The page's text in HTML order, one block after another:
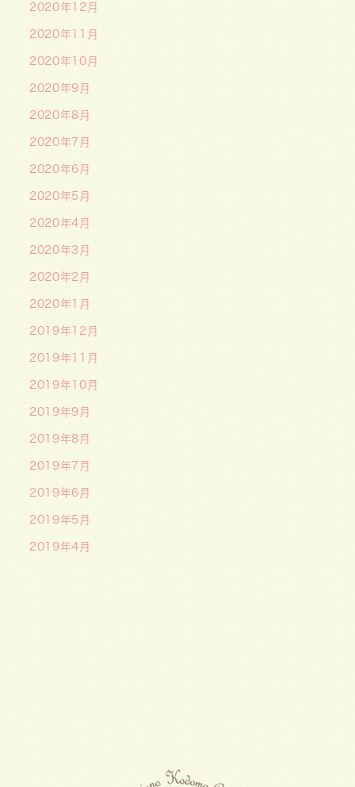
2020年12月
2020年11月
2020年10月
2020年9月
2020年8月
2020年7月
2020年6月
2020年5月
2020年4月
2020年3月
2020年2月
2020年1月
2019年12月
2019年11月
2019年10月
2019年9月
2019年8月
2019年7月
2019年6月
2019年5月
2019年4月